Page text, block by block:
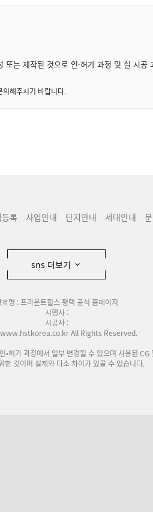
는 제작된 것으로 인·허가 과정 및 실 시공
해주시기 바랍니다.
록 사업안내 단지안내 세대안내
sns 더보기
호명 : 프라운트힐스 평택 공식 홈페이지
시행사 :
시공사 :
All Rights Reserved.
허가 과정에서 일부 변경될 수 있으며 사용된 CG
한 것이며 실제와 다소 차이가 있을 수 있습니다.